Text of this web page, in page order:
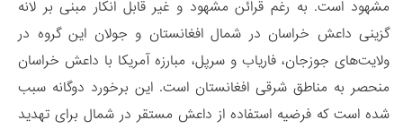
مشهود است. به رغم قرائن مشهود و غیر قابل انکار مبنی بر لانه
گزینی داعش خراسان در شمال افغانستان و جولان این گروه در
ولایت‌های جوزجان، فاریاب و سرپل، مبارزه آمریکا با داعش خراسان
منحصر به مناطق شرقی افغانستان است. این برخورد دوگانه سبب
شده است که فرضیه استفاده از داعش مستقر در شمال برای تهدید